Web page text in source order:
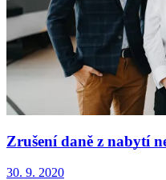
Zrušení daně z nabytí
30. 9. 2020